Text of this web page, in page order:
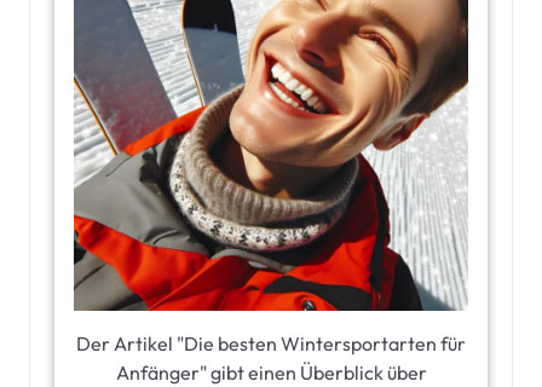
Der Artikel "Die besten Wintersportarten für
Anfänger" gibt einen Überblick über